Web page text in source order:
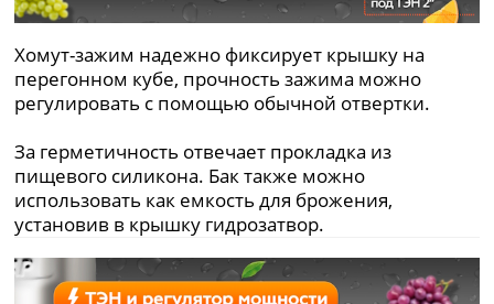
Хомут-зажим надежно фиксирует крышку на
перегонном кубе, прочность зажима можно
регулировать с помощью обычной отвертки.
За герметичность отвечает прокладка из
пищевого силикона. Бак также можно
использовать как емкость для брожения,
установив в крышку гидрозатвор.